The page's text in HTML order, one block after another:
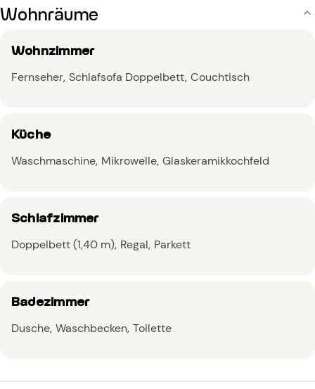
Wohnräume
Wohnzimmer
Fernseher Schlafsofa Doppelbett Couchtisch
Küche
Waschmaschine Mikrowelle Glaskeramikkochfeld
Schlafzimmer
Doppelbett (1,40 m) Regal Parkett
Badezimmer
Dusche Waschbecken Toilette